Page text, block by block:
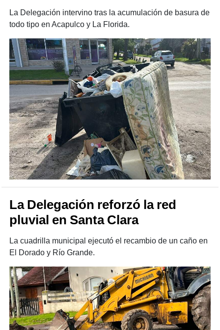
La Delegación intervino tras la acumulación de basura de
todo tipo en Acapulco y La Florida.
La Delegación reforzó la red
pluvial en Santa Clara
La cuadrilla municipal ejecutó el recambio de un caño en
El Dorado y Río Grande.